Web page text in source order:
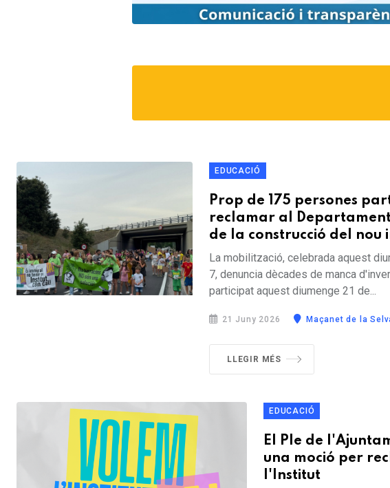
EDUCACIÓ
Prop de 175 persones
reclamar al
de la construcció del nou
La mobilització, celebrada aquest
7, denuncia dècades de manca
participat aquest diumenge 21 de...
21 Juny 2026 Maçanet de la
LLEGIR MÉS
EDUCACIÓ
El Ple de
una moció per
l'Institut